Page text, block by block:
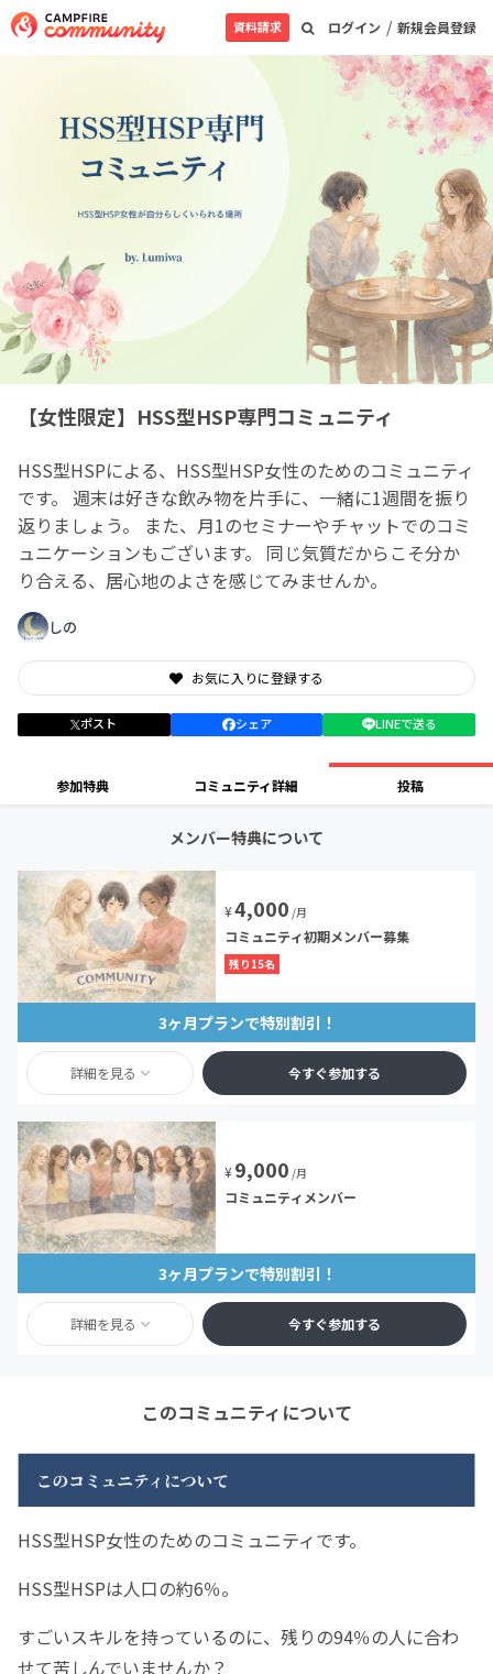
ログイン / 新規会員登録
資料請求
【女性限定】HSS型HSP専門コミュニティ
HSS型HSPによる、HSS型HSP女性のためのコミュニティ
です。 週末は好きな飲み物を片手に、一緒に1週間を振り
返りましょう。 また、月1のセミナーやチャットでのコミ
ュニケーションもございます。 同じ気質だからこそ分か
り合える、居心地のよさを感じてみませんか。
しの
お気に入りに登録する
ポスト シェア LINEで送る
参加特典 コミュニティ詳細 投稿
メンバー特典について
¥4,000 /月
コミュニティ初期メンバー募集
残り15名
3ヶ月プランで特別割引！
詳細を見る 今すぐ参加する
¥9,000 /月
コミュニティメンバー
3ヶ月プランで特別割引！
詳細を見る 今すぐ参加する
このコミュニティについて
HSS型HSP女性のためのコミュニティです。
HSS型HSPは人口の約6％。
すごいスキルを持っているのに、残りの94％の人に合わ
せて苦しんでいませんか？